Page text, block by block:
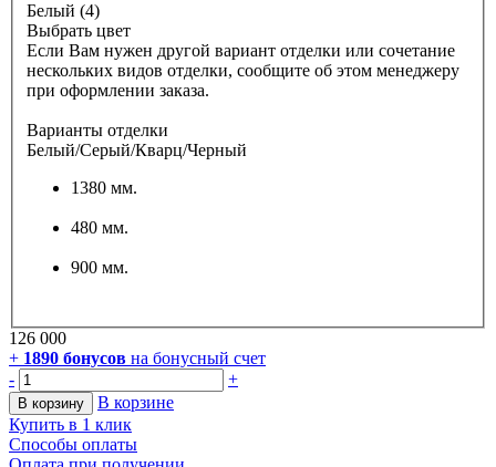
Белый (4)
Выбрать цвет
Если Вам нужен другой вариант отделки или сочетание
нескольких видов отделки, сообщите об этом менеджеру
при оформлении заказа.
Варианты отделки
Белый/Серый/Кварц/Черный
1380 мм.
480 мм.
900 мм.
126 000
+ 1890 бонусов на бонусный счет
-
+
В корзину
В корзине
Купить в 1 клик
Способы оплаты